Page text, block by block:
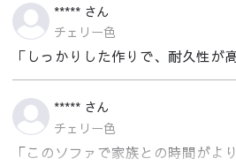
***** さん
チェリー色
「しっかりした作りで、耐久性が
***** さん
チェリー色
「このソファで家族との時間がよ